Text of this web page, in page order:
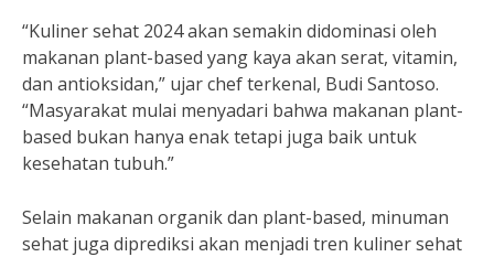
“Kuliner sehat 2024 akan semakin didominasi oleh
makanan plant-based yang kaya akan serat, vitamin,
dan antioksidan,” ujar chef terkenal, Budi Santoso.
“Masyarakat mulai menyadari bahwa makanan plant-
based bukan hanya enak tetapi juga baik untuk
kesehatan tubuh.”
Selain makanan organik dan plant-based, minuman
sehat juga diprediksi akan menjadi tren kuliner sehat